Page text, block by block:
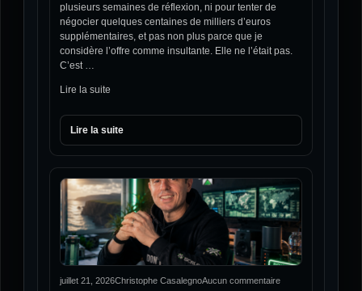
plusieurs semaines de réflexion, ni pour tenter de
négocier quelques centaines de milliers d’euros
supplémentaires, et pas non plus parce que je
considère l’offre comme insultante. Elle ne l’était pas.
C’est …
Lire la suite
Lire la suite
juillet 21, 2026Christophe CasalegnoAucun commentaire